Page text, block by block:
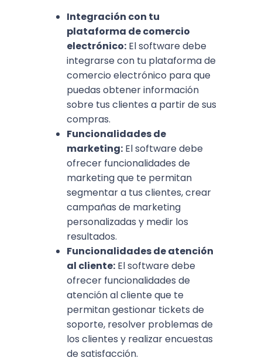
Integración con tu
plataforma de comercio
electrónico: El software debe
integrarse con tu plataforma de
comercio electrónico para que
puedas obtener información
sobre tus clientes a partir de sus
compras.
Funcionalidades de
marketing: El software debe
ofrecer funcionalidades de
marketing que te permitan
segmentar a tus clientes, crear
campañas de marketing
personalizadas y medir los
resultados.
Funcionalidades de atención
al cliente: El software debe
ofrecer funcionalidades de
atención al cliente que te
permitan gestionar tickets de
soporte, resolver problemas de
los clientes y realizar encuestas
de satisfacción.